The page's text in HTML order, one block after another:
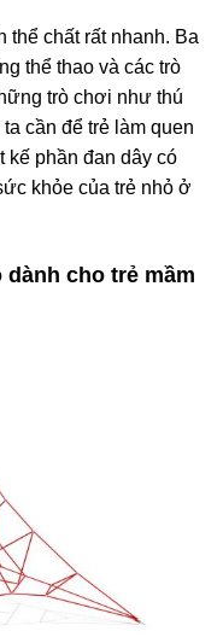
thể chất rất nhanh. Ba
thể thao và các trò
trò chơi như thú
cần để trẻ làm quen
kế phần đan dây có
khỏe của trẻ nhỏ ở
cho trẻ mầm